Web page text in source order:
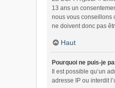
13 ans un
nous vous conseillons
ne doivent donc pas
Haut
Pourquoi ne puis-je
Il est possible qu’un
adresse IP ou interdit